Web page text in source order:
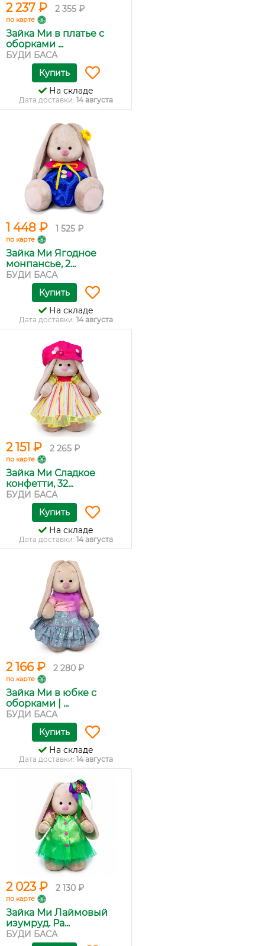
2 237 ₽ 2 355 ₽
по карте
Зайка Ми в платье с
оборками ...
БУДИ БАСА
Купить
На складе
Дата доставки: 14 августа
1 448 ₽ 1 525 ₽
по карте
Зайка Ми Ягодное
монпансье, 2...
БУДИ БАСА
Купить
На складе
Дата доставки: 14 августа
2 151 ₽ 2 265 ₽
по карте
Зайка Ми Сладкое
конфетти, 32...
БУДИ БАСА
Купить
На складе
Дата доставки: 14 августа
2 166 ₽ 2 280 ₽
по карте
Зайка Ми в юбке с
оборками | ...
БУДИ БАСА
Купить
На складе
Дата доставки: 14 августа
2 023 ₽ 2 130 ₽
по карте
Зайка Ми Лаймовый
изумруд. Ра...
БУДИ БАСА